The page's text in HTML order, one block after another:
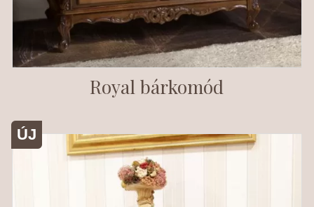
Royal bárkomód
ÚJ